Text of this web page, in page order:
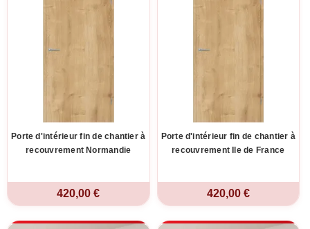
Porte d'intérieur fin de chantier à
recouvrement Normandie
420,00 €
Porte d'intérieur fin de chantier à
recouvrement Ile de France
420,00 €